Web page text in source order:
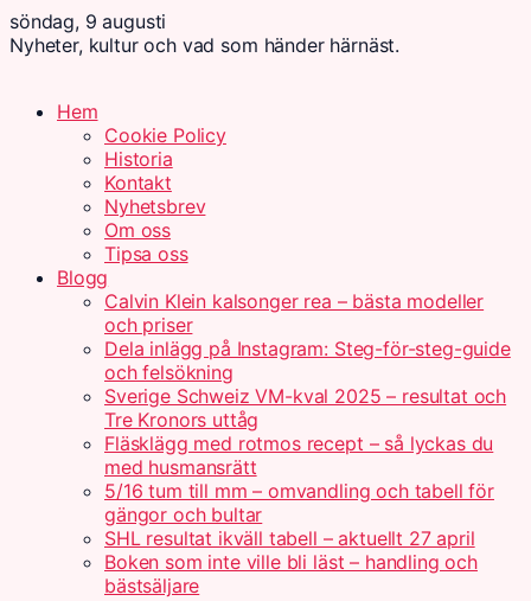
söndag, 9 augusti
Nyheter, kultur och vad som händer härnäst.
Hem
Cookie Policy
Historia
Kontakt
Nyhetsbrev
Om oss
Tipsa oss
Blogg
Calvin Klein kalsonger rea – bästa modeller
och priser
Dela inlägg på Instagram: Steg-för-steg-guide
och felsökning
Sverige Schweiz VM-kval 2025 – resultat och
Tre Kronors uttåg
Fläsklägg med rotmos recept – så lyckas du
med husmansrätt
5/16 tum till mm – omvandling och tabell för
gängor och bultar
SHL resultat ikväll tabell – aktuellt 27 april
Boken som inte ville bli läst – handling och
bästsäljare